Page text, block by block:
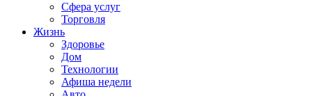
Сфера услуг
Торговля
Жизнь
Здоровье
Дом
Технологии
Афиша недели